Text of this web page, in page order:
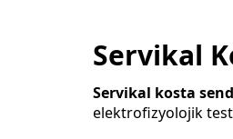
Servikal
Servikal kosta
elektrofizyolojik